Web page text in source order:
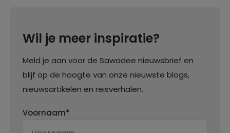
Wil je meer inspiratie?
Meld je aan voor de Sawadee nieuwsbrief en
blijf op de hoogte van onze nieuwste blogs,
nieuwsartikelen en reisverhalen.
Voornaam*